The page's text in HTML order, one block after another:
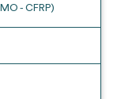
- CFRP)